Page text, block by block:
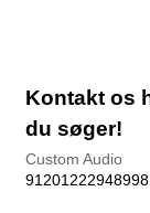
Kontakt os
du søger!
Custom Audio
91201222948998